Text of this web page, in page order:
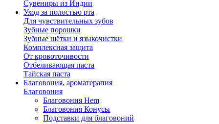
Сувениры из Индии
Уход за полостью рта
Для чувствительных зубов
Зубные порошки
Зубные щётки и языкочистки
Комплексная защита
От кровоточивости
Отбеливающая паста
Тайская паста
Благовония, ароматерапия
Благовония
Благовония Hem
Благовония Конусы
Подставки для благовоний